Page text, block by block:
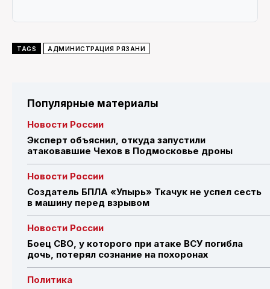
TAGS АДМИНИСТРАЦИЯ РЯЗАНИ
Популярные материалы
Новости России
Эксперт объяснил, откуда запустили
атаковавшие Чехов в Подмосковье дроны
Новости России
Создатель БПЛА «Упырь» Ткачук не успел сесть
в машину перед взрывом
Новости России
Боец СВО, у которого при атаке ВСУ погибла
дочь, потерял сознание на похоронах
Политика